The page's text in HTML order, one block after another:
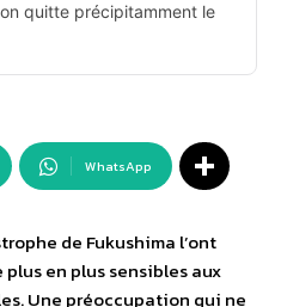
quitte précipitamment le
WhatsApp
de Fukushima l’ont
en plus sensibles aux
Une préoccupation qui ne